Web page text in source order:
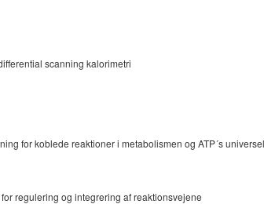
scanning kalorimetri
for koblede reaktioner i metabolismen og ATP´s
regulering og integrering af reaktionsvejene